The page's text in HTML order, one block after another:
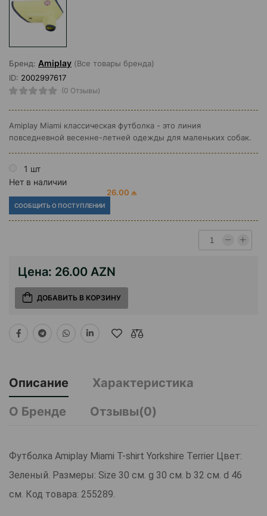
Бренд: Amiplay (Все товары бренда)
ID: 2002997617
(0 Отзывы)
Amiplay Miami классическая футболка - это линия
повседневной весенне-летней одежды для маленьких собак.
1 шт
Нет в наличии
26.00 ₼
СООБЩИТЬ О ПОСТУПЛЕНИИ
Цена: 26.00 AZN
ДОБАВИТЬ В КОРЗИНУ
Описание
Характеристика
О Бренде
Отзывы(0)
Футболка Amiplay Miami T-shirt Yorkshire Terrier Цвет:
Зеленый. Размеры: Size 30 см. g 30 см. b 32 см. d 46
см. Код товара: 255289.